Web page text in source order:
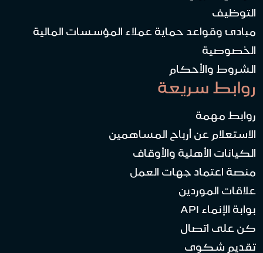
التوظيف
مبادئ وقواعد حماية عملاء المؤسسات المالية
الخصوصية
الشروط والأحكام
روابط سريعة
روابط مهمة
الاستعلام عن أرباح المساهمين
الكيانات الأهلية والأوقاف
منصة اعتماد جهات العمل
علاقات الموردين
بوابة الإنماء API
كن على اتصال
تقديم شكوى